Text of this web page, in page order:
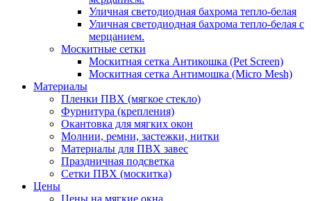
Уличная светодиодная бахрома тепло-белая
Уличная светодиодная бахрома тепло-белая с
мерцанием.
Москитные сетки
Москитная сетка Антикошка (Pet Screen)
Москитная сетка Антимошка (Micro Mesh)
Материалы
Пленки ПВХ (мягкое стекло)
Фурнитура (крепления)
Окантовка для мягких окон
Молнии, ремни, застежки, нитки
Материалы для ПВХ завес
Праздничная подсветка
Сетки ПВХ (москитка)
Цены
Цены на мягкие окна